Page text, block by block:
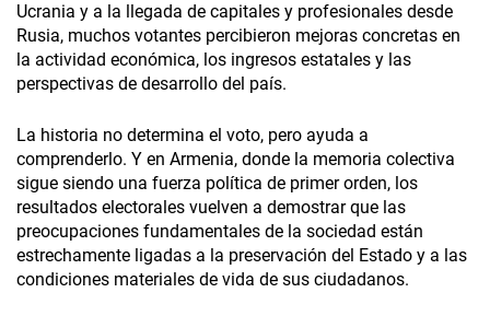
Ucrania y a la llegada de capitales y profesionales desde
Rusia, muchos votantes percibieron mejoras concretas en
la actividad económica, los ingresos estatales y las
perspectivas de desarrollo del país.
La historia no determina el voto, pero ayuda a
comprenderlo. Y en Armenia, donde la memoria colectiva
sigue siendo una fuerza política de primer orden, los
resultados electorales vuelven a demostrar que las
preocupaciones fundamentales de la sociedad están
estrechamente ligadas a la preservación del Estado y a las
condiciones materiales de vida de sus ciudadanos.